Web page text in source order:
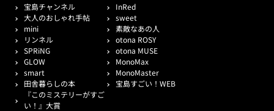
宝島チャンネル
InRed
大人のおしゃれ手帖
sweet
mini
素敵なあの人
リンネル
otona ROSY
SPRiNG
otona MUSE
GLOW
MonoMax
smart
MonoMaster
田舎暮らしの本
宝島すごい！WEB
『このミステリーがすご
い！』大賞